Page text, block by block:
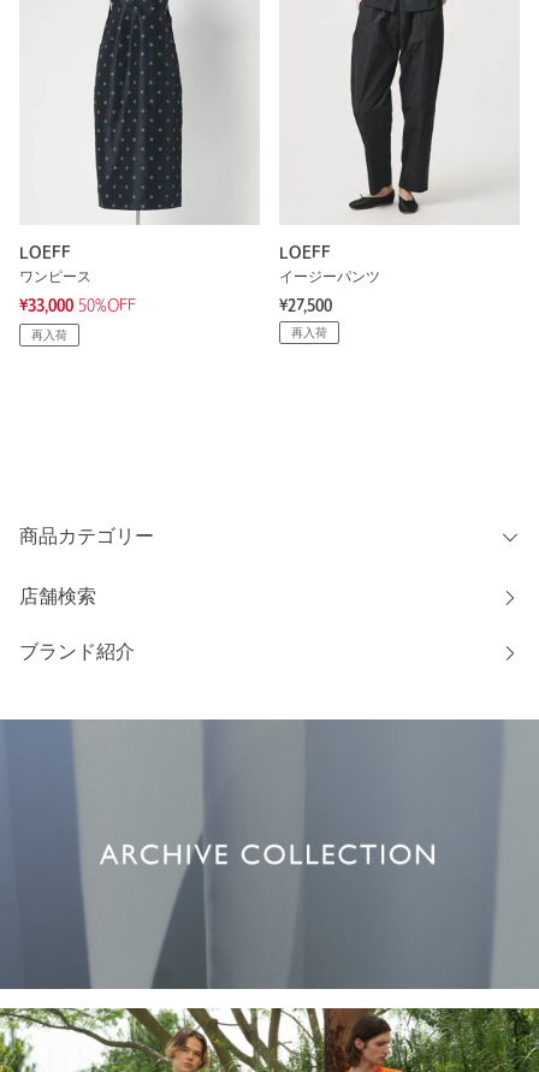
LOEFF
ワンピース
¥33,000 50%OFF
再入荷
LOEFF
イージーパンツ
¥27,500
再入荷
商品カテゴリー
店舗検索
ブランド紹介